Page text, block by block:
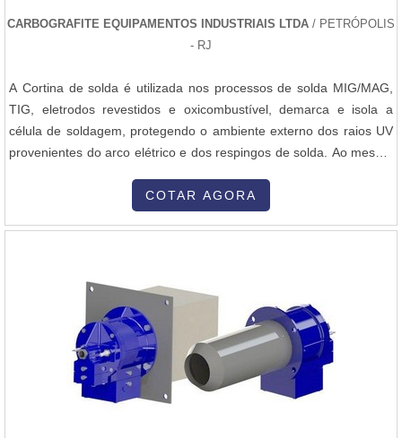
CARBOGRAFITE EQUIPAMENTOS INDUSTRIAIS LTDA / PETRÓPOLIS
- RJ
A Cortina de solda é utilizada nos processos de solda MIG/MAG,
TIG, eletrodos revestidos e oxicombustível, demarca e isola a
célula de soldagem, protegendo o ambiente externo dos raios UV
provenientes do arco elétrico e dos respingos de solda. Ao mesmo
solda, gera um ambiente melhor de trabalho para o soldador, pois
COTAR AGORA